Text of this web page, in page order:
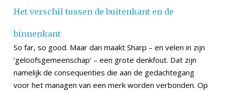
Het verschil tussen de buitenkant en de
binnenkant
So far, so good. Maar dan maakt Sharp – en velen in zijn
‘geloofsgemeenschap’ – een grote denkfout. Dat zijn
namelijk de consequenties die aan de gedachtegang
voor het managen van een merk worden verbonden. Op